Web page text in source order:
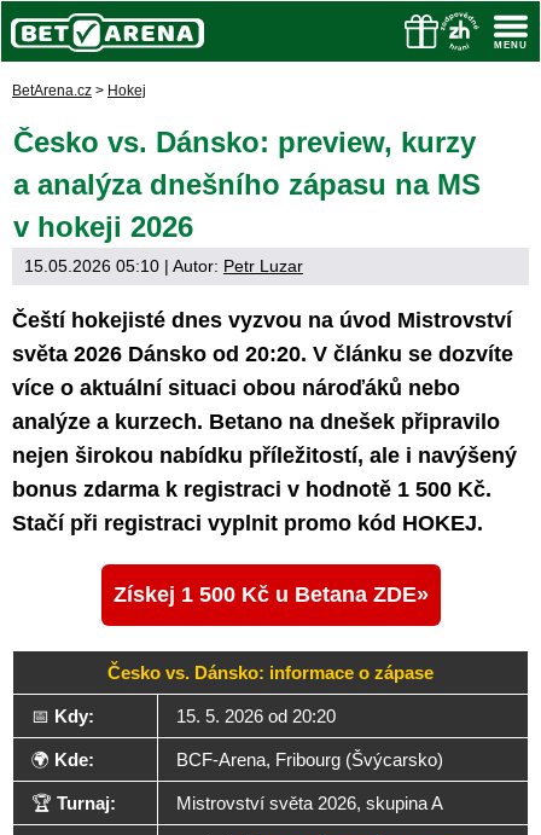
BetArena.cz > Hokej
Česko vs. Dánsko: preview, kurzy
a analýza dnešního zápasu na MS
v hokeji 2026
15.05.2026 05:10 | Autor: Petr Luzar
Čeští hokejisté dnes vyzvou na úvod Mistrovství
světa 2026 Dánsko od 20:20. V článku se dozvíte
více o aktuální situaci obou nároďáků nebo
analýze a kurzech. Betano na dnešek připravilo
nejen širokou nabídku příležitostí, ale i navýšený
bonus zdarma k registraci v hodnotě 1 500 Kč.
Stačí při registraci vyplnit promo kód HOKEJ.
Získej 1 500 Kč u Betana ZDE
Česko vs. Dánsko: informace o zápase
📅 Kdy: 15. 5. 2026 od 20:20
🌍 Kde: BCF-Arena, Fribourg (Švýcarsko)
🏆 Turnaj: Mistrovství světa 2026, skupina A